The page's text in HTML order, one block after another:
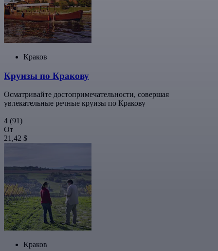
Краков
Круизы по Кракову
Осматривайте достопримечательности, совершая
увлекательные речные круизы по Кракову
4 (91)
От
21,42 $
Краков